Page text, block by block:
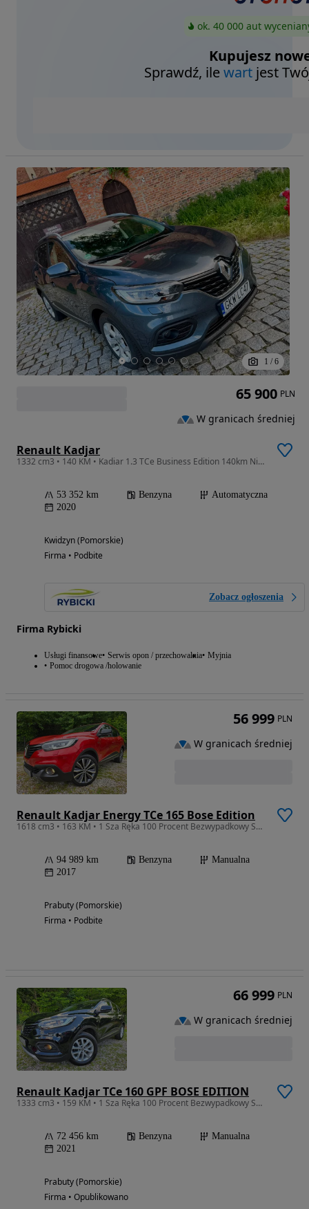
ok. 40 000 aut
Kupujesz
Sprawdź, ilewart jest
1 / 6
Renault Kadjar
1332 cm3 • 140 KM • Kadiar 1.3 TCe Business Edition 140km Niski Prebieg
53 352 km Benzyna
Automatyczna
2020
Kwidzyn (Pomorskie)
Firma • Podbite
Zobacz ogłoszenia
Firma Rybicki
Usługi finansowe Serwis opon / przechowalnia Myjnia
Pomoc drogowa /holowanie
65 900 PLN
W granicach średniej
Renault Kadjar Energy TCe 165 Bose Edition
1618 cm3 • 163 KM • 1 Sza Ręka 100 Procent Bezwypadkowy Serwis Renault Sprowadzony
94 989 km Benzyna
Manualna
2017
Prabuty (Pomorskie)
Firma • Podbite
56 999 PLN
W granicach średniej
Renault Kadjar TCe 160 GPF BOSE EDITION
1333 cm3 • 159 KM • 1 Sza Ręka 100 Procent Bezwypadkowy Serwisowany Sprowadzony
72 456 km Benzyna
Manualna
2021
Prabuty (Pomorskie)
Firma • Opublikowano
66 999 PLN
W granicach średniej